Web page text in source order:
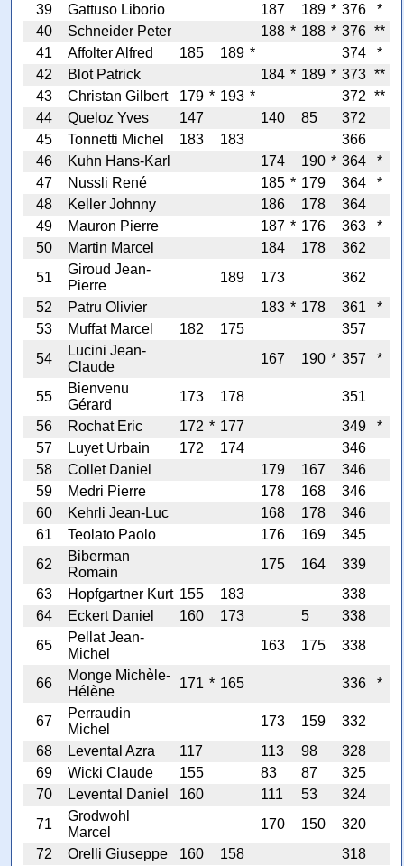
39
Gattuso Liborio 187 189 * 376
*
40
Schneider Peter 188 * 188 * 376 **
41
Affolter Alfred 185 189 * 374
*
42
Blot Patrick 184 * 189 * 373 **
43
Christan Gilbert 179 * 193 * 372 **
44
Queloz Yves 147 140 85
372
45
Tonnetti Michel 183 183
366
46
Kuhn Hans-Karl 174 190 * 364
*
47
Nussli René 185 * 179 364
*
48
Keller Johnny 186 178
364
49
Mauron Pierre 187 * 176 363
*
50
Martin Marcel 184 178
362
51
Giroud Jean-
Pierre
189 173
362
52
Patru Olivier 183 * 178 361
*
53
Muffat Marcel 182 175
357
54
Lucini Jean-
Claude
167 190 * 357 *
55
Bienvenu
Gérard
173 178
351
56
Rochat Eric 172 * 177 349
*
57
Luyet Urbain 172 174
346
58
Collet Daniel 179 167
346
59
Medri Pierre 178 168
346
60
Kehrli Jean-Luc 168 178
346
61
Teolato Paolo 176 169
345
62
Biberman
Romain
175 164
339
63
Hopfgartner Kurt 155 183
338
64
Eckert Daniel 160 173 5
338
65
Pellat Jean-
Michel
163 175 338
66
Monge Michèle-
Hélène
171 * 165 336 *
67
Perraudin
Michel
173 159
332
68
Levental Azra 117 113 98
328
69
Wicki Claude 155 83 87
325
70
Levental Daniel 160 111 53
324
71
Grodwohl
Marcel
170 150
320
72
Orelli Giuseppe 160 158
318